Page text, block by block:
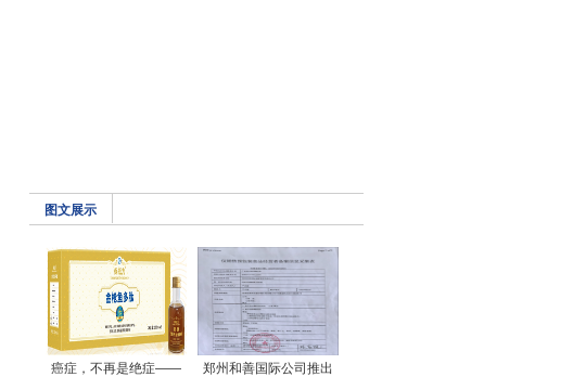
图文展示
癌症，不再是绝症—— 郑州和善国际公司推出